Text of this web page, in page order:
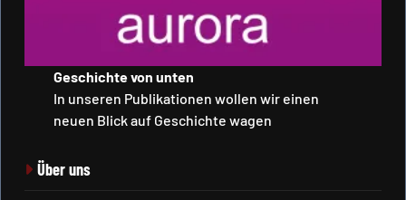
Geschichte von unten
In unseren Publikationen wollen wir einen
neuen Blick auf Geschichte wagen
Über uns